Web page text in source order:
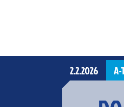
2.2.2026 A-